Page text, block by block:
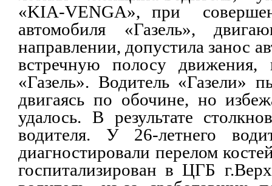
«KIA-VENGA», при
автомобиля «Газель»,
направлении, допустила занос
встречную полосу движения,
«Газель». Водитель «Газели»
двигаясь по обочине, но
удалось. В результате
водителя. У 26-летнего
диагностировали перелом
госпитализирован в ЦГБ